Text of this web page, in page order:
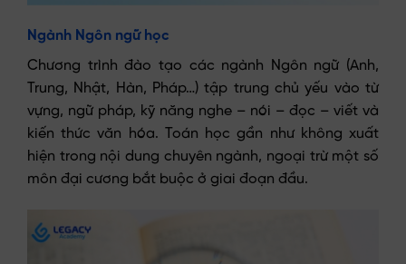
Ngành Ngôn ngữ học
Chương trình đào tạo các ngành Ngôn ngữ (Anh,
Trung, Nhật, Hàn, Pháp…) tập trung chủ yếu vào từ
vựng, ngữ pháp, kỹ năng nghe – nói – đọc – viết và
kiến thức văn hóa. Toán học gần như không xuất
hiện trong nội dung chuyên ngành, ngoại trừ một số
môn đại cương bắt buộc ở giai đoạn đầu.